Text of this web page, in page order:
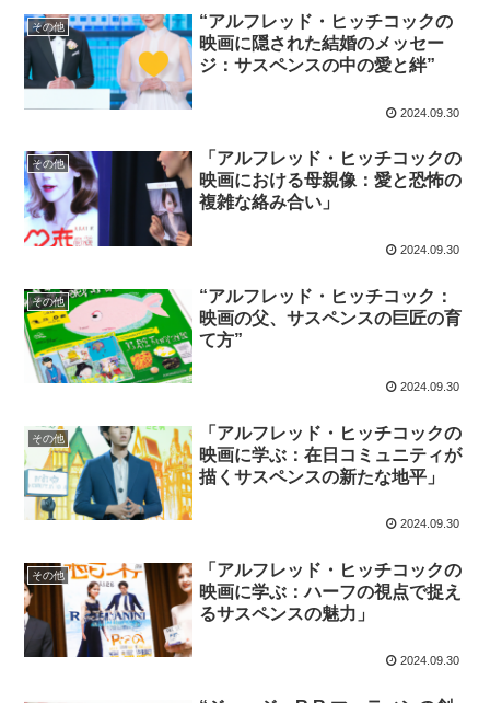
その他
“アルフレッド・ヒッチコックの
映画に隠された結婚のメッセー
ジ：サスペンスの中の愛と絆”
2024.09.30
その他
「アルフレッド・ヒッチコックの
映画における母親像：愛と恐怖の
複雑な絡み合い」
2024.09.30
その他
“アルフレッド・ヒッチコック：
映画の父、サスペンスの巨匠の育
て方”
2024.09.30
その他
「アルフレッド・ヒッチコックの
映画に学ぶ：在日コミュニティが
描くサスペンスの新たな地平」
2024.09.30
その他
「アルフレッド・ヒッチコックの
映画に学ぶ：ハーフの視点で捉え
るサスペンスの魅力」
2024.09.30